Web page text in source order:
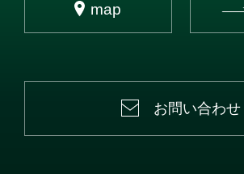
map
お問い合わせ